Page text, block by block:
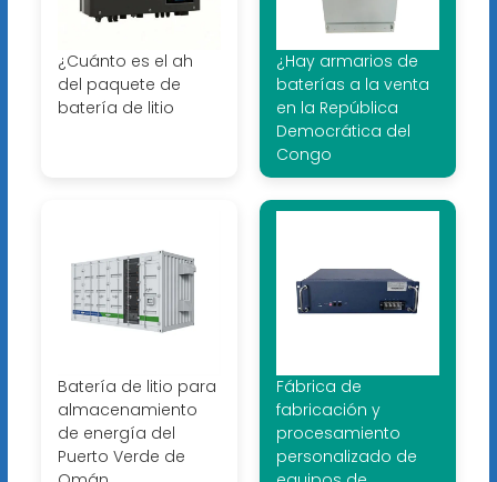
¿Cuánto es el ah
del paquete de
batería de litio
¿Hay armarios de
baterías a la venta
en la República
Democrática del
Congo
Batería de litio para
almacenamiento
de energía del
Puerto Verde de
Fábrica de
fabricación y
procesamiento
personalizado de